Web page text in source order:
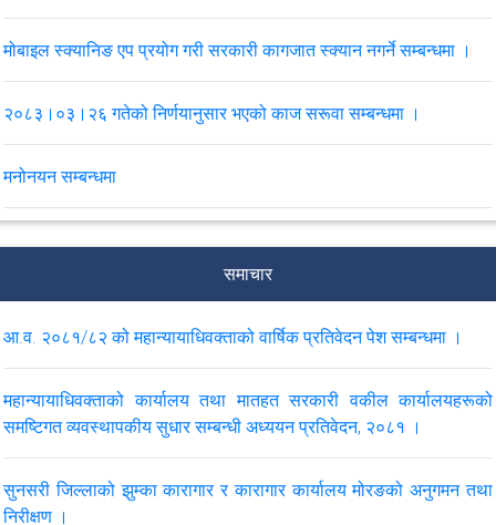
मोबाइल स्क्यानिङ एप प्रयोग गरी सरकारी कागजात स्क्यान नगर्ने सम्बन्धमा ।
२०८३।०३।२६ गतेको निर्णयानुसार भएको काज सरूवा सम्बन्धमा ।
मनोनयन सम्बन्धमा
पुनरावेदन सम्बन्धी कारवाही समयमै सम्पन्न गर्ने सम्बन्धमा परिपत्र।
मिति २०८३।०२।२३ र २४ गते कोशी प्रदेशको विराटनगरमा आयोजना हुने
सरकारी वकीलहरूको प्रादेशिक कार्यशाला, २०८३ र चौथो पंचवर्षीय रणनीतिक
योजनाका प्रस्तावित क्रियाकलाप कार्यक्रम सम्बन्धी मनोनयन सम्बन्धमा ।
मिति २०८३।०२।१६ र १७ गते कर्णाली प्रदेशको सुर्खेतमा आयोजना हुने
सरकारी वकीलहरूको प्रादेशिक कार्यशाला, २०८३ र चौथो पंचवर्षीय रणनीतिक
समाचार
आ.व. २०८१/८२ को महान्यायाधिवक्ताको वार्षिक प्रतिवेदन पेश सम्बन्धमा ।
महान्यायाधिवक्ताको कार्यालय तथा मातहत सरकारी वकील कार्यालयहरूको
समष्टिगत व्यवस्थापकीय सुधार सम्बन्धी अध्ययन प्रतिवेदन, २०८१ ।
सुनसरी जिल्लाको झुम्का कारागार र कारागार कार्यालय मोरङको अनुगमन तथा
निरीक्षण ।